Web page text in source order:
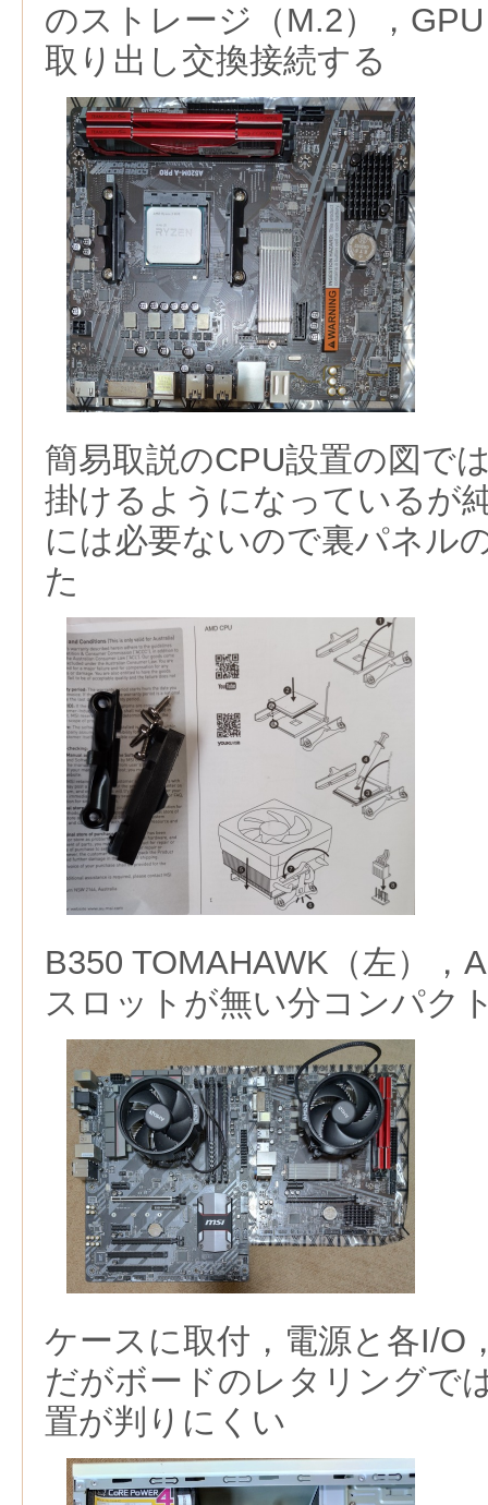
のストレージ（M.2），
取り出し交換接続する
簡易取説のCPU設置の図で
掛けるようになっているが
には必要ないので裏パネル
た
B350 TOMAHAWK（左），
スロットが無い分コンパク
ケースに取付，電源と各I/O
だがボードのレタリングで
置が判りにくい